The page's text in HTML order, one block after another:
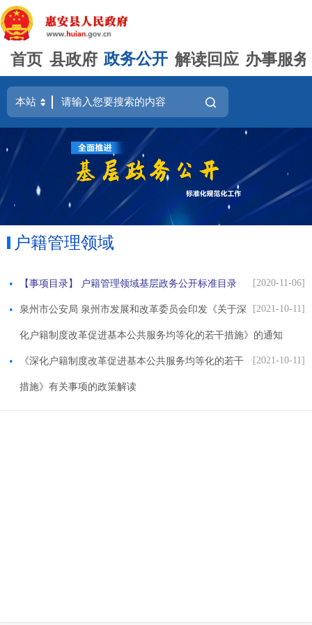
首页 县政府 政务公开 解读回应 办事服务
户籍管理领域
[2020-11-06]
【事项目录】 户籍管理领域基层政务公开标准目录
[2021-10-11]
泉州市公安局 泉州市发展和改革委员会印发《关于深
化户籍制度改革促进基本公共服务均等化的若干措施》的通知
[2021-10-11]
《深化户籍制度改革促进基本公共服务均等化的若干
措施》有关事项的政策解读